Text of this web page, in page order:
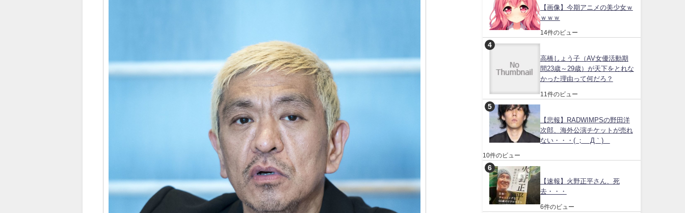
【画像】今期アニメの美少女ｗ
ｗｗｗ
14件のビュー
高橋しょう子（AV女優活動期
間23歳～29歳）が天下をとれな
かった理由って何だろ？
11件のビュー
【悲報】RADWIMPSの野田洋
次郎、海外公演チケットが売れ
ない・・・( ；´Д｀)
10件のビュー
【速報】火野正平さん、死
去・・・
6件のビュー